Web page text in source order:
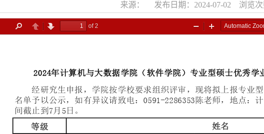
来源： 发布日期：2024-07-02 浏览次